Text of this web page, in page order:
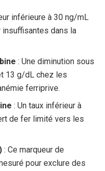
inférieure à 30 ng/mL
dans la
: Une diminution sous
13 g/dL chez les
ferriprive.
: Un taux inférieur à
de fer limité vers les
: Ce marqueur de
pour exclure des